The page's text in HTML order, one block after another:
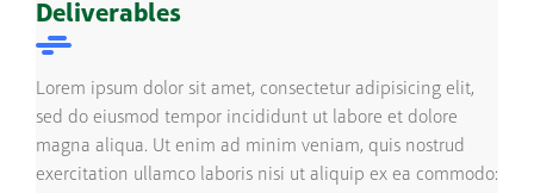
Deliverables
Lorem ipsum dolor sit amet, consectetur adipisicing elit,
sed do eiusmod tempor incididunt ut labore et dolore
magna aliqua. Ut enim ad minim veniam, quis nostrud
exercitation ullamco laboris nisi ut aliquip ex ea commodo: